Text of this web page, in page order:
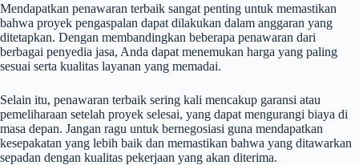
Mendapatkan penawaran terbaik sangat penting untuk memastikan
bahwa proyek pengaspalan dapat dilakukan dalam anggaran yang
ditetapkan. Dengan membandingkan beberapa penawaran dari
berbagai penyedia jasa, Anda dapat menemukan harga yang paling
sesuai serta kualitas layanan yang memadai.
Selain itu, penawaran terbaik sering kali mencakup garansi atau
pemeliharaan setelah proyek selesai, yang dapat mengurangi biaya di
masa depan. Jangan ragu untuk bernegosiasi guna mendapatkan
kesepakatan yang lebih baik dan memastikan bahwa yang ditawarkan
sepadan dengan kualitas pekerjaan yang akan diterima.